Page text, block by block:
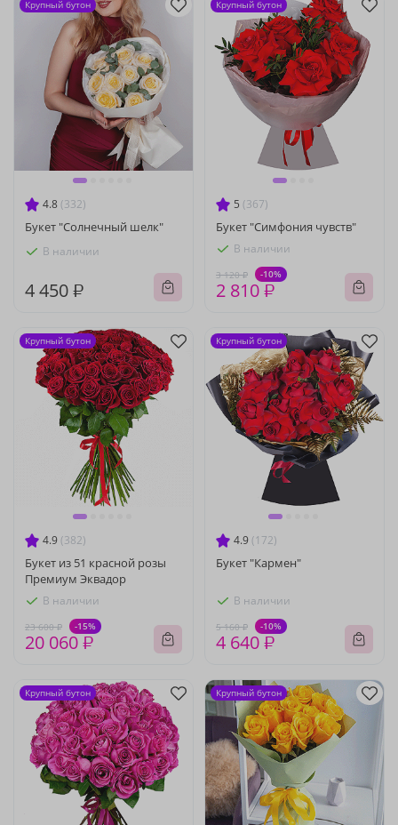
4.8 (332)
Букет "Солнечный шелк"
В наличии
4 450 ₽
Крупный бутон
5 (367)
Букет "Симфония чувств"
В наличии
3 120 ₽ -10%
2 810 ₽
Крупный бутон
4.9 (382)
Букет из 51 красной розы
Премиум Эквадор
В наличии
23 600 ₽ -15%
20 060 ₽
Крупный бутон
4.9 (172)
Букет "Кармен"
В наличии
5 160 ₽ -10%
4 640 ₽
Крупный бутон
Крупный бутон Крупный бутон